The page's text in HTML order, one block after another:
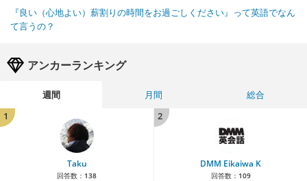
『良い（心地よい）薪割りの時間をお過ごしください』って英語でなん
て言うの？
アンカーランキング
週間 月間
総合
1
Taku
回答数： 138
2
DMM Eikaiwa K
回答数： 109